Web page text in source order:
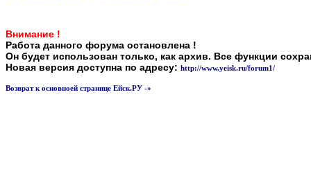
Внимание !
Работа данного форума остановлена !
Он будет использован только, как архив. Все функции
Новая версия доступна по адресу: http://www.yeisk.ru/forum1/
Возврат к основноей странице Ейск.РУ -»